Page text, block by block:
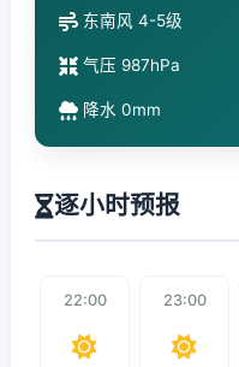
东南风 4-5级
气压 987hPa
降水 0mm
逐小时预报
22:00 23:00